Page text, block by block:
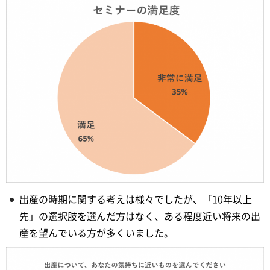
出産の時期に関する考えは様々でしたが、「10年以上
先」の選択肢を選んだ方はなく、ある程度近い将来の出
産を望んでいる方が多くいました。